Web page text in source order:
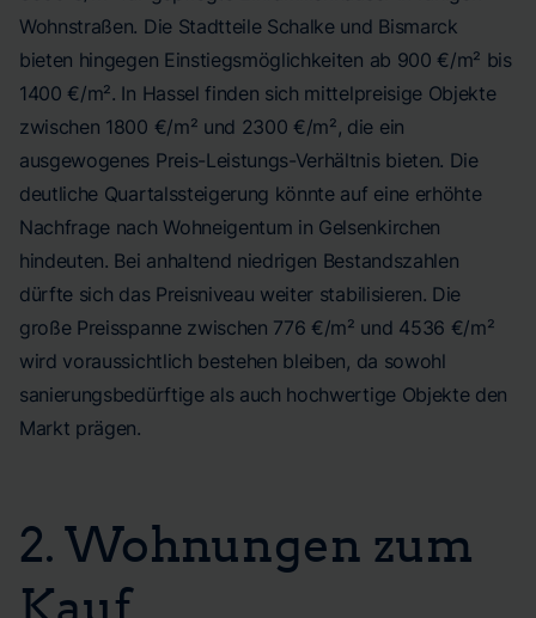
Wohnstraßen. Die Stadtteile Schalke und Bismarck
bieten hingegen Einstiegsmöglichkeiten ab 900 €/m² bis
1400 €/m². In Hassel finden sich mittelpreisige Objekte
zwischen 1800 €/m² und 2300 €/m², die ein
ausgewogenes Preis-Leistungs-Verhältnis bieten. Die
deutliche Quartalssteigerung könnte auf eine erhöhte
Nachfrage nach Wohneigentum in Gelsenkirchen
hindeuten. Bei anhaltend niedrigen Bestandszahlen
dürfte sich das Preisniveau weiter stabilisieren. Die
große Preisspanne zwischen 776 €/m² und 4536 €/m²
wird voraussichtlich bestehen bleiben, da sowohl
sanierungsbedürftige als auch hochwertige Objekte den
Markt prägen.
2. Wohnungen zum
Kauf